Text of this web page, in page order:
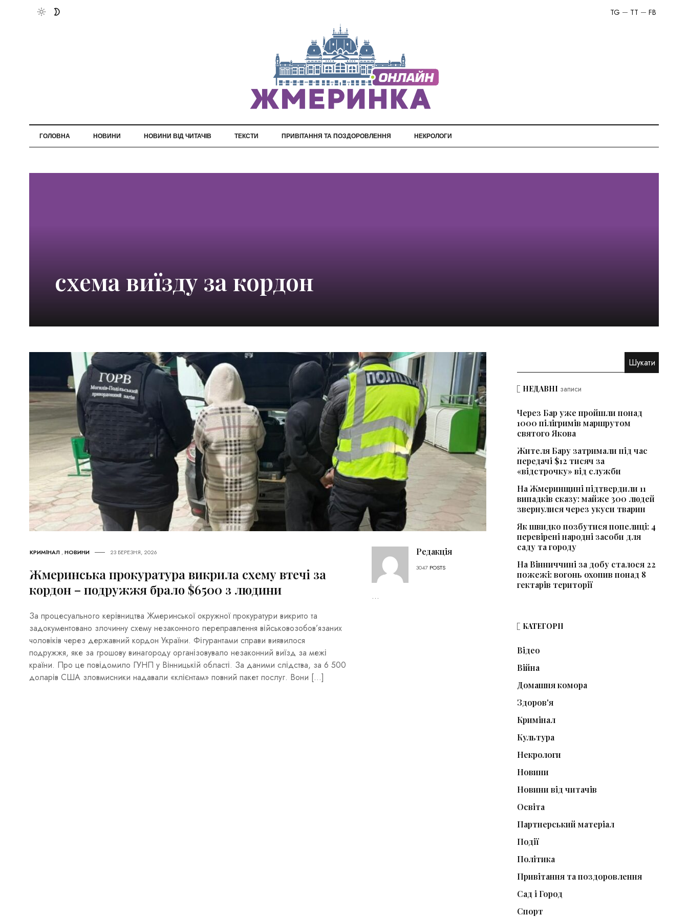
FB
TT
TG
ГОЛОВНА НОВИНИ НОВИНИ ВІД ЧИТАЧІВ ТЕКСТИ ПРИВІТАННЯ ТА ПОЗДОРОВЛЕННЯ НЕКРОЛОГИ
схема виїзду за кордон
КРИМІНАЛ ,НОВИНИ 23 БЕРЕЗНЯ, 2026
Жмеринська прокуратура викрила схему втечі за
кордон – подружжя брало $6500 з людини
За процесуального керівництва Жмеринської окружної прокуратури викрито та
задокументовано злочинну схему незаконного переправлення військовозобов’язаних
чоловіків через державний кордон України. Фігурантами справи виявилося
подружжя, яке за грошову винагороду організовувало незаконний виїзд за межі
країни. Про це повідомило ГУНП у Вінницькій області. За даними слідства, за 6 500
доларів США зловмисники надавали «клієнтам» повний пакет послуг. Вони […]
Редакція
3047 POSTS
...
НЕДАВНІ записи
Через Бар уже пройшли понад
1000 пілігримів маршрутом
святого Якова
Жителя Бару затримали під час
передачі $12 тисяч за
«відстрочку» від служби
На Жмеринщині підтвердили 11
випадків сказу: майже 300 людей
звернулися через укуси тварин
Як швидко позбутися попелиці: 4
перевірені народні засоби для
саду та городу
На Вінниччині за добу сталося 22
пожежі: вогонь охопив понад 8
гектарів території
КАТЕГОРІЇ
Відео
Війна
Домашня комора
Здоров'я
Кримінал
Культура
Некрологи
Новини
Новини від читачів
Освіта
Партнерський матеріал
Події
Політика
Привітання та поздоровлення
Сад і Город
Спорт